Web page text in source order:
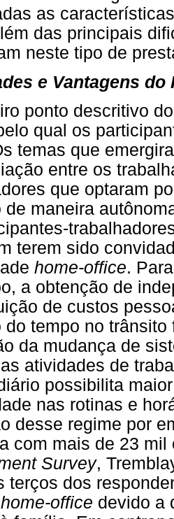
as
das principais
neste tipo de
e Vantagens do
ponto descritivo
qual os
temas que
entre os
que optaram
de maneira
terem sido
home-office.
a obtenção de
de custos
do tempo no
da mudança de
atividades de
possibilita
nas rotinas e
desse regime por
com mais de 23
Survey,
terços dos
home-office devido a